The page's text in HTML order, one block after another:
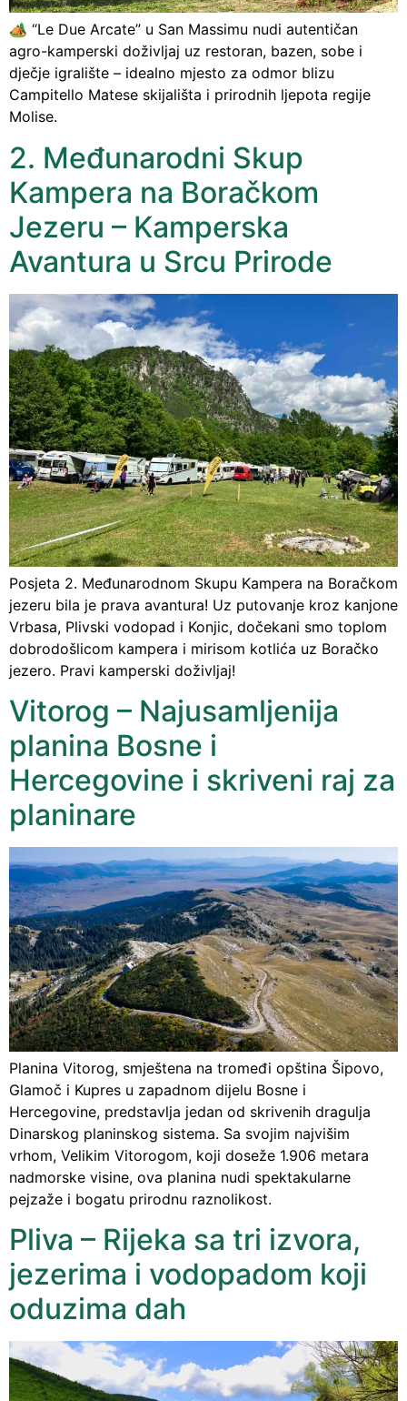
🏕️ “Le Due Arcate” u San Massimu nudi autentičan
agro-kamperski doživljaj uz restoran, bazen, sobe i
dječje igralište – idealno mjesto za odmor blizu
Campitello Matese skijališta i prirodnih ljepota regije
Molise.
2. Međunarodni Skup
Kampera na Boračkom
Jezeru – Kamperska
Avantura u Srcu Prirode
Posjeta 2. Međunarodnom Skupu Kampera na Boračkom
jezeru bila je prava avantura! Uz putovanje kroz kanjone
Vrbasa, Plivski vodopad i Konjic, dočekani smo toplom
dobrodošlicom kampera i mirisom kotlića uz Boračko
jezero. Pravi kamperski doživljaj!
Vitorog – Najusamljenija
planina Bosne i
Hercegovine i skriveni raj za
planinare
Planina Vitorog, smještena na tromeđi opština Šipovo,
Glamoč i Kupres u zapadnom dijelu Bosne i
Hercegovine, predstavlja jedan od skrivenih dragulja
Dinarskog planinskog sistema. Sa svojim najvišim
vrhom, Velikim Vitorogom, koji doseže 1.906 metara
nadmorske visine, ova planina nudi spektakularne
pejzaže i bogatu prirodnu raznolikost.
Pliva – Rijeka sa tri izvora,
jezerima i vodopadom koji
oduzima dah